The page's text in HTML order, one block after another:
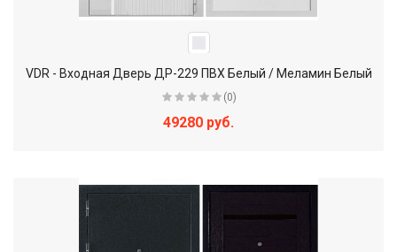
VDR - Входная Дверь ДР-229 ПВХ Белый / Меламин Белый
(0)
49280 руб.